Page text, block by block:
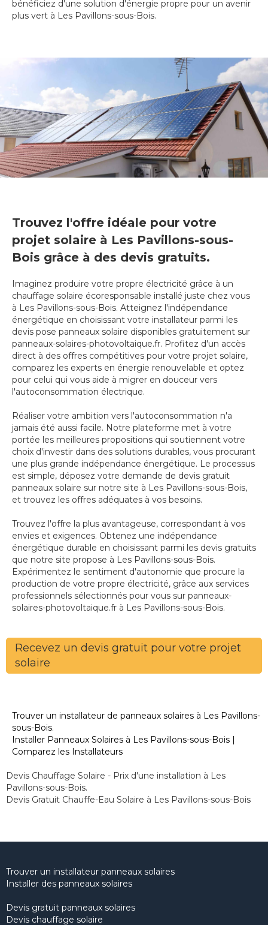
bénéficiez d'une solution d'énergie propre pour un avenir
plus vert à Les Pavillons-sous-Bois.
Trouvez l'offre idéale pour votre
projet solaire à Les Pavillons-sous-
Bois grâce à des devis gratuits.
Imaginez produire votre propre électricité grâce à un
chauffage solaire écoresponsable installé juste chez vous
à Les Pavillons-sous-Bois. Atteignez l'indépendance
énergétique en choisissant votre installateur parmi les
devis pose panneaux solaire disponibles gratuitement sur
panneaux-solaires-photovoltaique.fr. Profitez d'un accès
direct à des offres compétitives pour votre projet solaire,
comparez les experts en énergie renouvelable et optez
pour celui qui vous aide à migrer en douceur vers
l'autoconsommation électrique.
Réaliser votre ambition vers l'autoconsommation n'a
jamais été aussi facile. Notre plateforme met à votre
portée les meilleures propositions qui soutiennent votre
choix d'investir dans des solutions durables, vous procurant
une plus grande indépendance énergétique. Le processus
est simple, déposez votre demande de devis gratuit
panneaux solaire sur notre site à Les Pavillons-sous-Bois,
et trouvez les offres adéquates à vos besoins.
Trouvez l'offre la plus avantageuse, correspondant à vos
envies et exigences. Obtenez une indépendance
énergétique durable en choisissant parmi les devis gratuits
que notre site propose à Les Pavillons-sous-Bois.
Expérimentez le sentiment d'autonomie que procure la
production de votre propre électricité, grâce aux services
professionnels sélectionnés pour vous sur panneaux-
solaires-photovoltaique.fr à Les Pavillons-sous-Bois.
Recevez un devis gratuit pour votre projet
solaire
Trouver un installateur de panneaux solaires à Les Pavillons-
sous-Bois.
Installer Panneaux Solaires à Les Pavillons-sous-Bois |
Comparez les Installateurs
Devis Chauffage Solaire - Prix d'une installation à Les
Pavillons-sous-Bois.
Devis Gratuit Chauffe-Eau Solaire à Les Pavillons-sous-Bois
Trouver un installateur panneaux solaires
Installer des panneaux solaires
Devis gratuit panneaux solaires
Devis chauffage solaire